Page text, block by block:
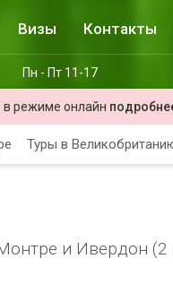
Визы Контакты
Пн - Пт 11-17
в режиме онлайн
Туры в
и Ивердон (2